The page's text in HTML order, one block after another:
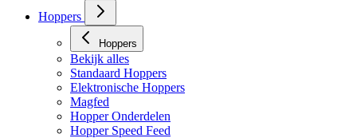
Hoppers
Hoppers
Bekijk alles
Standaard Hoppers
Elektronische Hoppers
Magfed
Hopper Onderdelen
Hopper Speed Feed